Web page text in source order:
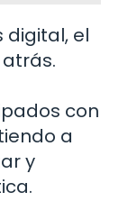
digital, el
con
a
y